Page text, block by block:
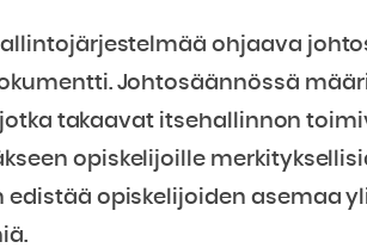
ohjaava
Johtosäännössä
takaavat itsehallinnon
opiskelijoille
opiskelijoiden asemaa